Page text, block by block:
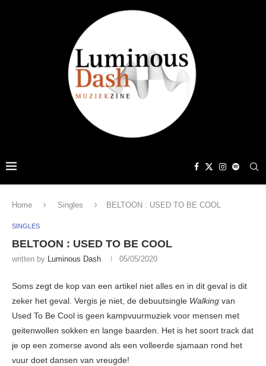
Home Singles BELTOON : USED TO BE COOL
SINGLES
BELTOON : USED TO BE COOL
written by Luminous Dash 05/05/2020
Soms zegt de kop van een artikel niet alles en in dit geval is dit
zeker het geval. Vergis je niet, de debuutsingle Walking van
Used To Be Cool is geen kampvuurmuziek voor mensen met
geitenwollen sokken en lange baarden. Het is het soort track dat
je op een zomerse avond als een volleerde sjamaan rond het
vuur doet dansen van vreugde!